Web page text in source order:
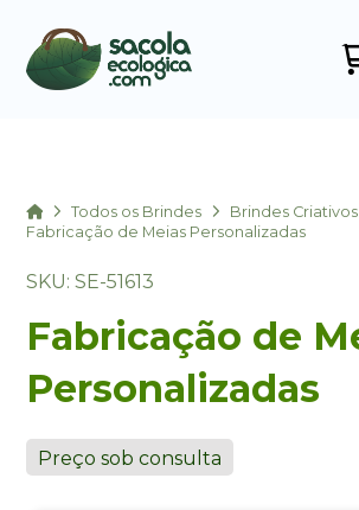
HomeTodos os Brindes
Brindes Criativos
Fabricação de Meias Personalizadas
SKU: SE-51613
Fabricação de
Personalizadas
Preço sob consulta
+55